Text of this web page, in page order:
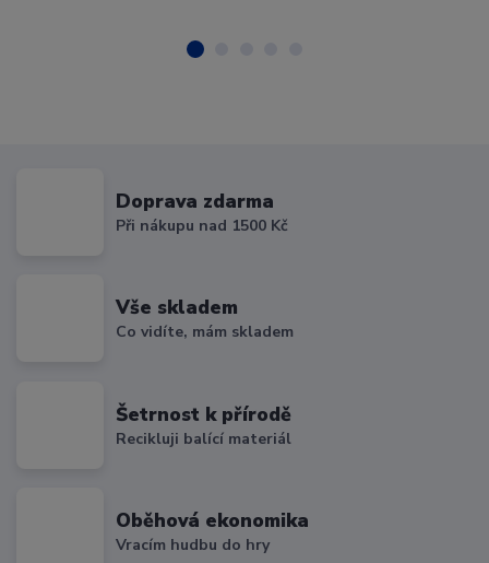
Doprava zdarma
Při nákupu nad 1500 Kč
Vše skladem
Co vidíte, mám skladem
Šetrnost k přírodě
Recikluji balící materiál
Oběhová ekonomika
Vracím hudbu do hry